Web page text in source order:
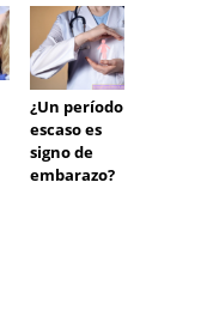
¿Un período
escaso es
signo de
embarazo?